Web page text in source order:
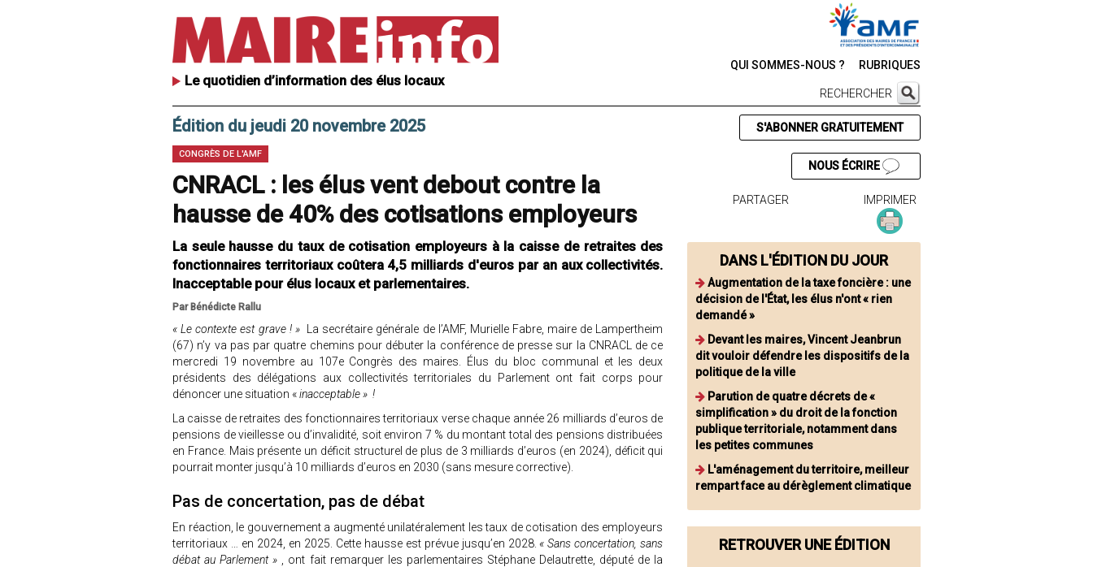
Le quotidien d’information des élus locaux
QUI SOMMES-NOUS ? RUBRIQUES
RECHERCHER
Édition du jeudi 20 novembre 2025
CONGRÈS DE L'AMF
CNRACL : les élus vent debout contre la
hausse de 40% des cotisations employeurs
La seule hausse du taux de cotisation employeurs à la caisse de retraites des
fonctionnaires territoriaux coûtera 4,5 milliards d'euros par an aux collectivités.
Inacceptable pour élus locaux et parlementaires.
Par Bénédicte Rallu
« Le contexte est grave ! »
La secrétaire générale de l’AMF, Murielle Fabre, maire de Lampertheim
(67) n’y va pas par quatre chemins pour débuter la conférence de presse sur la CNRACL de ce
mercredi 19 novembre au 107e Congrès des maires. Élus du bloc communal et les deux
présidents des délégations aux collectivités territoriales du Parlement ont fait corps pour
dénoncer une situation «inacceptable » !
La caisse de retraites des fonctionnaires territoriaux verse chaque année 26 milliards d’euros de
pensions de vieillesse ou d’invalidité, soit environ 7 % du montant total des pensions distribuées
en France. Mais présente un déficit structurel de plus de 3 milliards d’euros (en 2024), déficit qui
pourrait monter jusqu’à 10 milliards d’euros en 2030 (sans mesure corrective).
Pas de concertation, pas de débat
En réaction, le gouvernement a augmenté unilatéralement les taux de cotisation des employeurs
territoriaux … en 2024, en 2025. Cette hausse est prévue jusqu’en 2028. « Sans concertation, sans
débat au Parlement »
, ont fait remarquer les parlementaires Stéphane Delautrette, député de la
S'ABONNER GRATUITEMENT
NOUS ÉCRIRE
PARTAGER IMPRIMER
DANS L'ÉDITION DU JOUR
Augmentation de la taxe foncière : une
décision de l'État, les élus n'ont « rien
demandé »
Devant les maires, Vincent Jeanbrun
dit vouloir défendre les dispositifs de la
politique de la ville
Parution de quatre décrets de «
simplification » du droit de la fonction
publique territoriale, notamment dans
les petites communes
L'aménagement du territoire, meilleur
rempart face au dérèglement climatique
RETROUVER UNE ÉDITION